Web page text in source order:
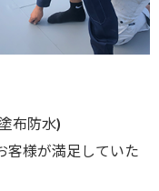
布防水)
客様が満足していた